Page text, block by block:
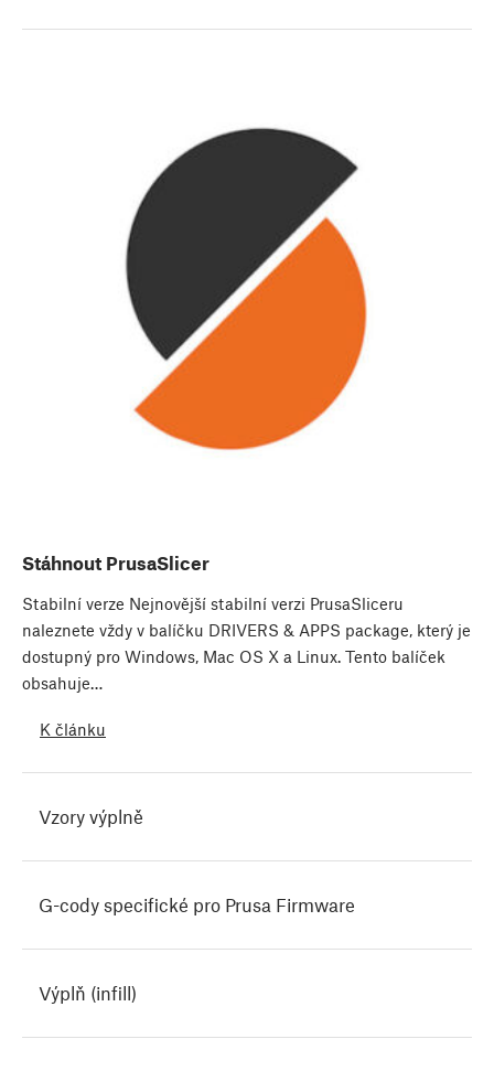
Stáhnout PrusaSlicer
Stabilní verze Nejnovější stabilní verzi PrusaSliceru
naleznete vždy v balíčku DRIVERS & APPS package, který je
dostupný pro Windows, Mac OS X a Linux. Tento balíček
obsahuje…
K článku
Vzory výplně
G-cody specifické pro Prusa Firmware
Výplň (infill)